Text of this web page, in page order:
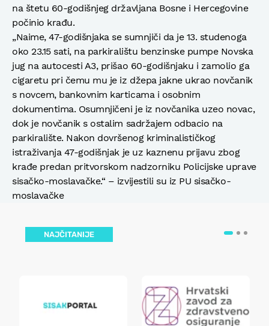
na štetu 60-godišnjeg državljana Bosne i Hercegovine
počinio krađu.
„Naime, 47-godišnjaka se sumnjiči da je 13. studenoga
oko 23.15 sati, na parkiralištu benzinske pumpe Novska
jug na autocesti A3, prišao 60-godišnjaku i zamolio ga
cigaretu pri čemu mu je iz džepa jakne ukrao novčanik
s novcem, bankovnim karticama i osobnim
dokumentima. Osumnjičeni je iz novčanika uzeo novac,
dok je novčanik s ostalim sadržajem odbacio na
parkiralište. Nakon dovršenog kriminalističkog
istraživanja 47-godišnjak je uz kaznenu prijavu zbog
krađe predan pritvorskom nadzorniku Policijske uprave
sisačko-moslavačke.“ – izvijestili su iz PU sisačko-
moslavačke
NAJČITANIJE